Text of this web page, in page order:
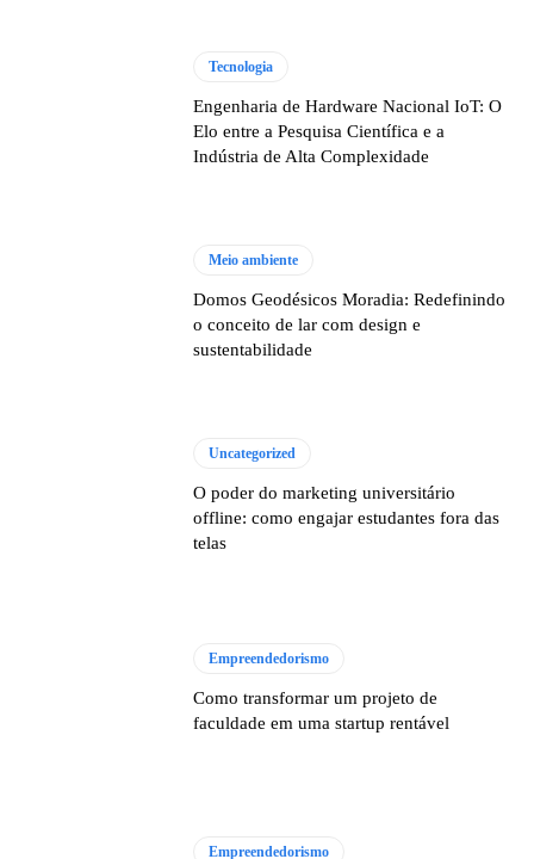
Tecnologia
Engenharia de Hardware Nacional IoT: O
Elo entre a Pesquisa Científica e a
Indústria de Alta Complexidade
Meio ambiente
Domos Geodésicos Moradia: Redefinindo
o conceito de lar com design e
sustentabilidade
Uncategorized
O poder do marketing universitário
offline: como engajar estudantes fora das
telas
Empreendedorismo
Como transformar um projeto de
faculdade em uma startup rentável
Empreendedorismo